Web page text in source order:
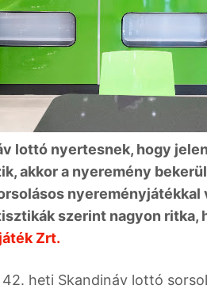
lottó nyertesnek, hogy
akkor a nyeremény
szerint nagyon ritka,
Zrt.
heti Skandináv lottó